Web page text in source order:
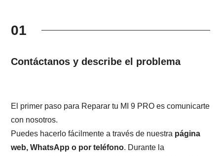
01
Contáctanos y describe el problema
El primer paso para Reparar tu MI 9 PRO es comunicarte
con nosotros.
Puedes hacerlo fácilmente a través de nuestra página
web, WhatsApp o por teléfono. Durante la